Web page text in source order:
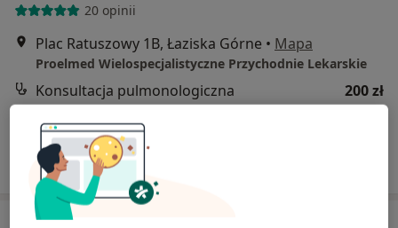
20 opinii
Plac Ratuszowy 1B, Łaziska Górne • Mapa
Proelmed Wielospecjalistyczne Przychodnie Lekarskie
Konsultacja pulmonologiczna
200 zł
Poproś o wizytę